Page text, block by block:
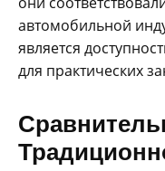
автомобильной
является
для практических